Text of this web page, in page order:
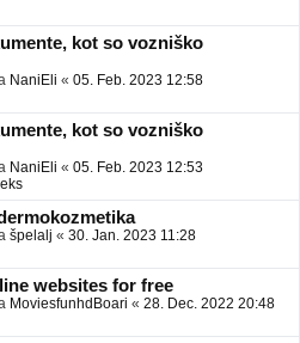
kot so vozniško
NaniEli « 05. Feb. 2023 12:58
kot so vozniško
NaniEli « 05. Feb. 2023 12:53
špelalj « 30. Jan. 2023 11:28
websites for free
MoviesfunhdBoari « 28. Dec. 2022 20:48